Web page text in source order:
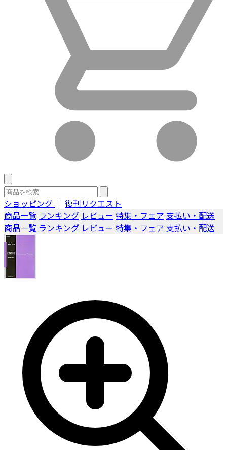
ショッピング ｜ 復刊リクエスト
商品一覧 ランキング レビュー 特集・フェア 支払い・配送
商品一覧 ランキング レビュー 特集・フェア 支払い・配送